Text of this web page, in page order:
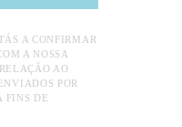
A CONFIRMAR
A NOSSA
AO
POR
FINS DE